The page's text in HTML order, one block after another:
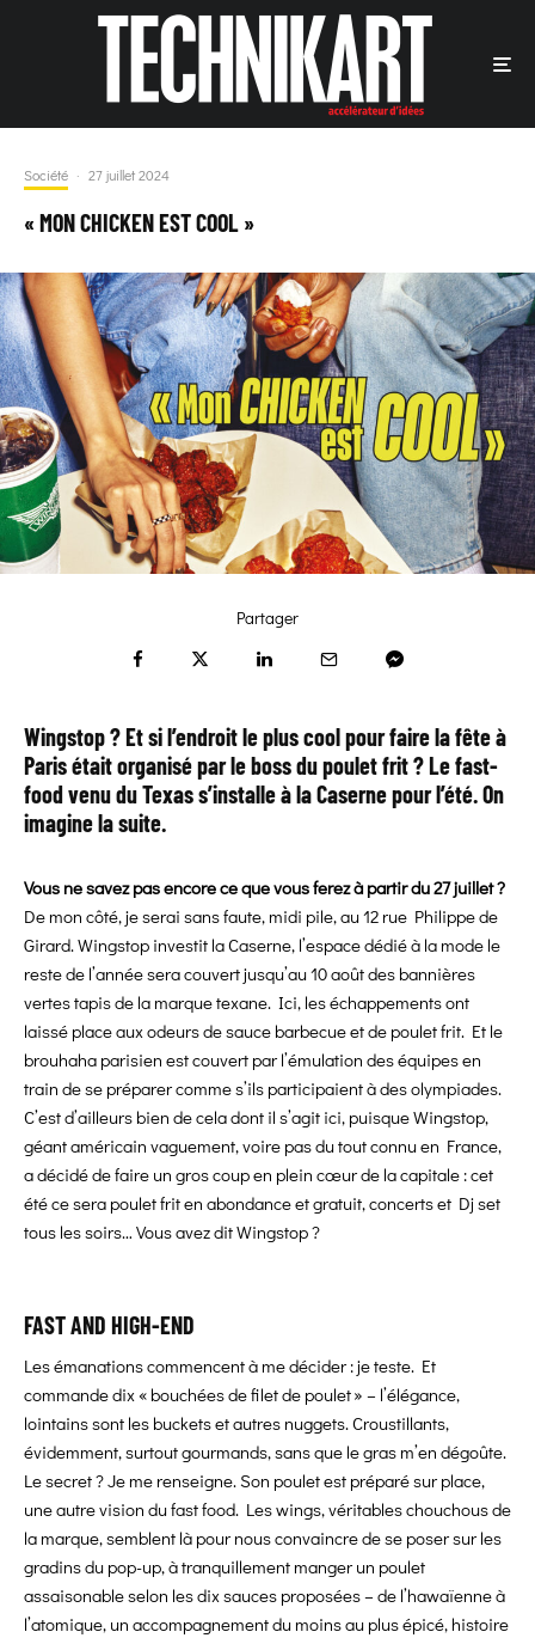
Société · 27 juillet 2024
« MON CHICKEN EST COOL »
Partager
Wingstop ? Et si l’endroit le plus cool pour faire la fête à
Paris était organisé par le boss du poulet frit ? Le fast-
food venu du Texas s’installe à la Caserne pour l’été. On
imagine la suite.
Vous ne savez pas encore ce que vous ferez à partir du 27 juillet ?
De mon côté, je serai sans faute, midi pile, au 12 rue Philippe de
Girard. Wingstop investit la Caserne, l’espace dédié à la mode le
reste de l’année sera couvert jusqu’au 10 août des bannières
vertes tapis de la marque texane. Ici, les échappements ont
laissé place aux odeurs de sauce barbecue et de poulet frit. Et le
brouhaha parisien est couvert par l’émulation des équipes en
train de se préparer comme s’ils participaient à des olympiades.
C’est d’ailleurs bien de cela dont il s’agit ici, puisque Wingstop,
géant américain vaguement, voire pas du tout connu en France,
a décidé de faire un gros coup en plein cœur de la capitale : cet
été ce sera poulet frit en abondance et gratuit, concerts et Dj set
tous les soirs… Vous avez dit Wingstop ?
FAST AND HIGH-END
Les émanations commencent à me décider : je teste. Et
commande dix « bouchées de filet de poulet » – l’élégance,
lointains sont les buckets et autres nuggets. Croustillants,
évidemment, surtout gourmands, sans que le gras m’en dégoûte.
Le secret ? Je me renseigne. Son poulet est préparé sur place,
une autre vision du fast food. Les wings, véritables chouchous de
la marque, semblent là pour nous convaincre de se poser sur les
gradins du pop-up, à tranquillement manger un poulet
assaisonable selon les dix sauces proposées – de l’hawaïenne à
l’atomique, un accompagnement du moins au plus épicé, histoire